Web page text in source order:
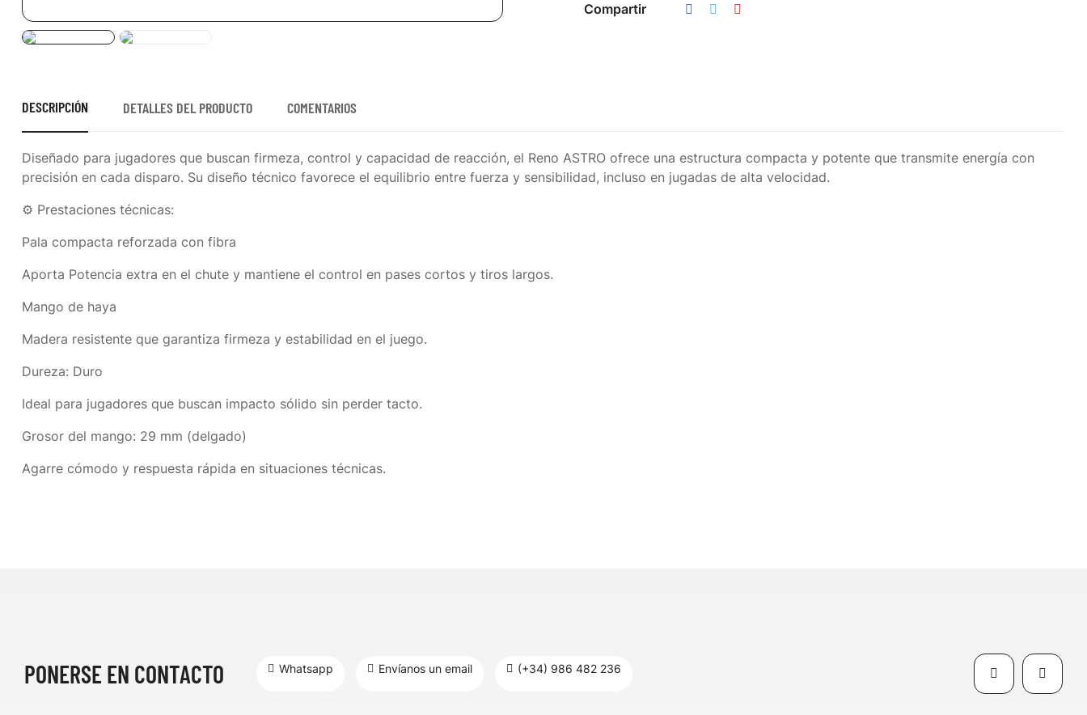
Compartir
DESCRIPCIÓN DETALLES DEL PRODUCTO COMENTARIOS
Diseñado para jugadores que buscan firmeza, control y capacidad de reacción, el Reno ASTRO ofrece una estructura compacta y potente que transmite energía con
precisión en cada disparo. Su diseño técnico favorece el equilibrio entre fuerza y sensibilidad, incluso en jugadas de alta velocidad.
⚙️ Prestaciones técnicas:
Pala compacta reforzada con fibra
Aporta Potencia extra en el chute y mantiene el control en pases cortos y tiros largos.
Mango de haya
Madera resistente que garantiza firmeza y estabilidad en el juego.
Dureza: Duro
Ideal para jugadores que buscan impacto sólido sin perder tacto.
Grosor del mango: 29 mm (delgado)
Agarre cómodo y respuesta rápida en situaciones técnicas.
PONERSE EN CONTACTO Whatsapp Envíanos un email (+34) 986 482 236